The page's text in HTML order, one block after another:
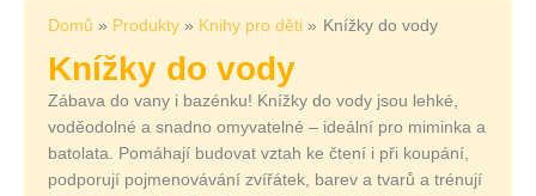
Domů Produkty Knihy pro děti Knížky do vody
Knížky do vody
Zábava do vany i bazénku! Knížky do vody jsou lehké,
voděodolné a snadno omyvatelné – ideální pro miminka a
batolata. Pomáhají budovat vztah ke čtení i při koupání,
podporují pojmenovávání zvířátek, barev a tvarů a trénují